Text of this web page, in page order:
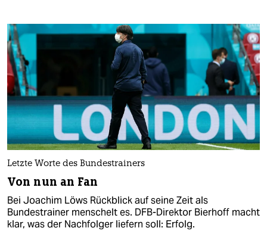
Letzte Worte des Bundestrainers
Von nun an Fan
Bei Joachim Löws Rückblick auf seine Zeit als
Bundestrainer menschelt es. DFB-Direktor Bierhoff macht
klar, was der Nachfolger liefern soll: Erfolg.